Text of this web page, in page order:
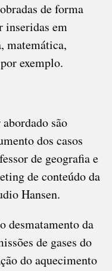
de forma
inseridas em
matemática,
exemplo.
são
dos casos
de geografia e
de conteúdo da
Hansen.
desmatamento da
de gases do
do aquecimento